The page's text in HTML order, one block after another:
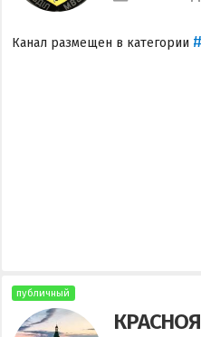
Канал размещен в категории
публичный